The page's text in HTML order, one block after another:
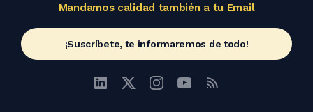
Mandamos calidad también a tu Email
¡Suscríbete, te informaremos de todo!